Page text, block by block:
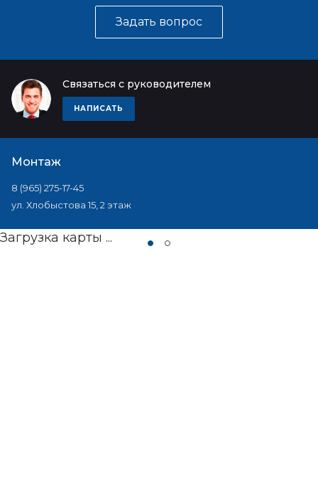
Задать вопрос
Связаться с руководителем
НАПИСАТЬ
Монтаж
8 (965) 275-17-45
ул. Хлобыстова 15, 2 этаж
Загрузка карты ...